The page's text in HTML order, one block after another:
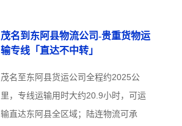
茂名到东阿县物流公司-贵重货物运
输专线「直达不中转」
茂名至东阿县货运公司全程约2025公
里，专线运输用时大约20.9小时，可运
输直达东阿县全区域；陆连物流可承